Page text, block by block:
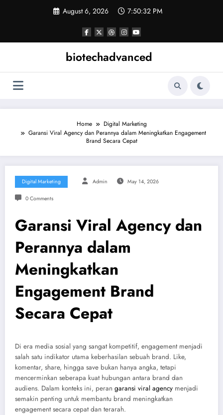
August 6, 2026 7:50:33 PM
biotechadvanced
Home
Digital Marketing
Garansi Viral Agency dan Perannya dalam Meningkatkan Engagement
Brand Secara Cepat
Digital Marketing Admin May 14, 2026
0 Comments
Garansi Viral Agency dan
Perannya dalam
Meningkatkan
Engagement Brand
Secara Cepat
Di era media sosial yang sangat kompetitif, engagement menjadi
salah satu indikator utama keberhasilan sebuah brand. Like,
komentar, share, hingga save bukan hanya angka, tetapi
mencerminkan seberapa kuat hubungan antara brand dan
audiens. Dalam konteks ini, peran garansi viral agency menjadi
semakin penting untuk membantu brand meningkatkan
engagement secara cepat dan terarah.